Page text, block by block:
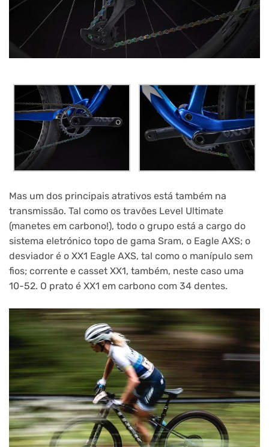
Mas um dos principais atrativos está também na
transmissão. Tal como os travões Level Ultimate
(manetes em carbono!), todo o grupo está a cargo do
sistema eletrónico topo de gama Sram, o Eagle AXS; o
desviador é o XX1 Eagle AXS, tal como o manípulo sem
fios; corrente e casset XX1, também, neste caso uma
10-52. O prato é XX1 em carbono com 34 dentes.